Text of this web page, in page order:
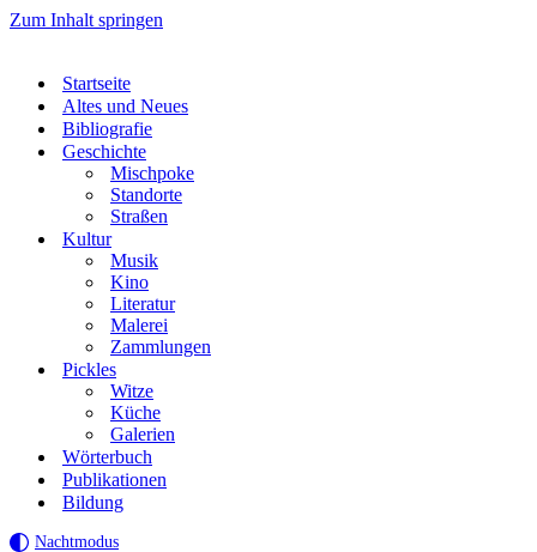
Zum Inhalt springen
Startseite
Altes und Neues
Bibliografie
Geschichte
Mischpoke
Standorte
Straßen
Kultur
Musik
Kino
Literatur
Malerei
Zammlungen
Pickles
Witze
Küche
Galerien
Wörterbuch
Publikationen
Bildung
Nachtmodus